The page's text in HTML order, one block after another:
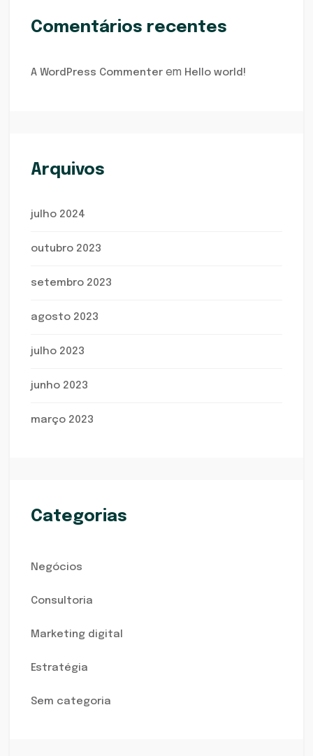
Comentários recentes
A WordPress Commenter em Hello world!
Arquivos
julho 2024
outubro 2023
setembro 2023
agosto 2023
julho 2023
junho 2023
março 2023
Categorias
Negócios
Consultoria
Marketing digital
Estratégia
Sem categoria